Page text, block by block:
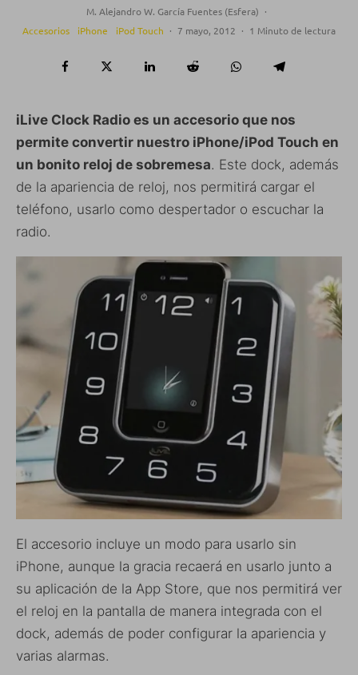
M. Alejandro W. García Fuentes (Esfera) ·
Accesorios
iPhone iPod Touch · 7 mayo, 2012 · 1 Minuto de lectura
iLive Clock Radio es un accesorio que nos
permite convertir nuestro iPhone/iPod Touch en
un bonito reloj de sobremesa. Este dock, además
de la apariencia de reloj, nos permitirá cargar el
teléfono, usarlo como despertador o escuchar la
radio.
El accesorio incluye un modo para usarlo sin
iPhone, aunque la gracia recaerá en usarlo junto a
su aplicación de la App Store, que nos permitirá ver
el reloj en la pantalla de manera integrada con el
dock, además de poder configurar la apariencia y
varias alarmas.